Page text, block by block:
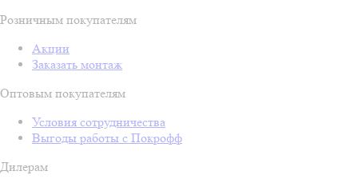
Розничным покупателям
Акции
Заказать монтаж
Оптовым покупателям
Условия сотрудничества
Выгоды работы с Покрофф
Дилерам